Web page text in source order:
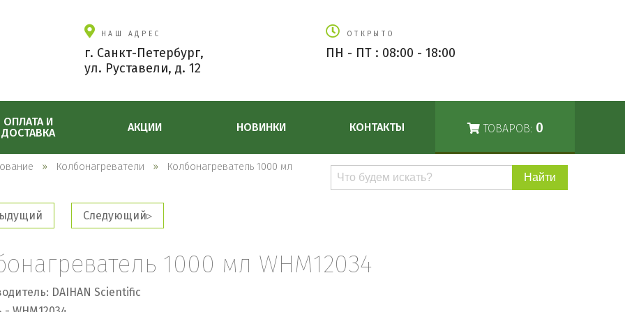
НАШ АДРЕС
г. Санкт-Петербург,
ул. Руставели, д. 12
ОТКРЫТО
ПН - ПТ : 08:00 - 18:00
ОПЛАТА И
ДОСТАВКА
АКЦИИ НОВИНКИ КОНТАКТЫ ТОВАРОВ: 0
Поиск
каталогу
Колбонагреватели Колбонагреватель 1000 мл
Следующий
1000 мл WHM12034
DAIHAN Scientific